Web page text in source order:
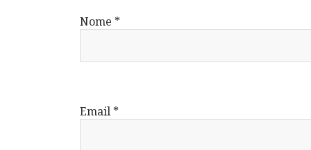
Nome *
Email *